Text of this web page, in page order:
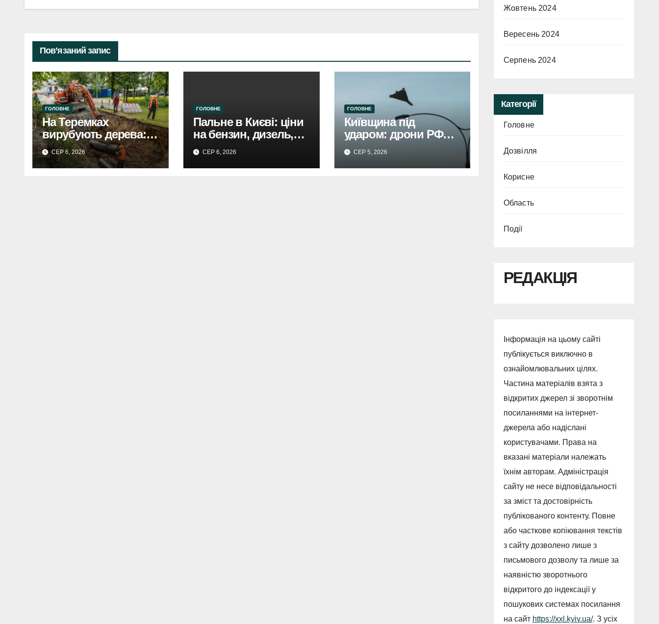
Пов’язаний запис
ГОЛОВНЕ
На Теремках
вирубують дерева: в
Києві триває
будівництво
теплотраси
СЕР 6, 2026
ГОЛОВНЕ
Пальне в Києві: ціни
на бензин, дизель,
газ 5 серпня. Не
втішає.
СЕР 6, 2026
ГОЛОВНЕ
Київщина під
ударом: дрони РФ
спричинили
руйнування,
травмовано жінку.
СЕР 5, 2026
Жовтень 2024
Вересень 2024
Серпень 2024
Категорії
Головне
Дозвілля
Корисне
Область
Події
РЕДАКЦІЯ
Інформація на цьому сайті
публікується виключно в
ознайомлювальних цілях.
Частина матеріалів взята з
відкритих джерел зі зворотнім
посиланнями на інтернет-
джерела або надіслані
користувачами. Права на
вказані матеріали належать
їхнім авторам. Адміністрація
сайту не несе відповідальності
за зміст та достовірність
публікованого контенту. Повне
або часткове копіювання текстів
з сайту дозволено лише з
письмового дозволу та лише за
наявністю зворотнього
відкритого до індексації у
пошукових системах посилання
на сайт https://xxl.kyiv.ua/. З усіх